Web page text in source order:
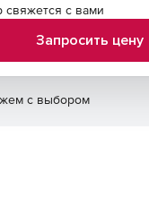
свяжется с вами
Запросить цену
с выбором